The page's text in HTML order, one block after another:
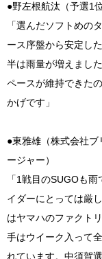
●野左根航汰（予選1
「選んだソフトめの
ース序盤から安定し
半は雨量が増えまし
ペースが維持できた
かげです」
●東雅雄（株式会社
ージャー）
「1戦目のSUGOも
イダーにとっては厳
はヤマハのファクト
手はウイーク入って
れています。中須賀